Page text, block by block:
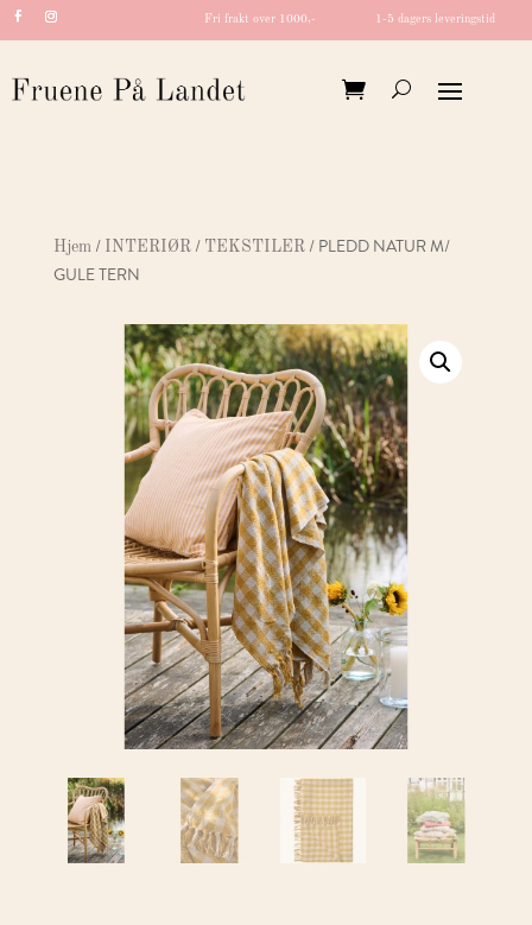
Fri frakt over 1000,- 1-5 dagers leveringstid
Hjem/ INTERIØR/ TEKSTILER/ PLEDD NATUR M/
GULE TERN